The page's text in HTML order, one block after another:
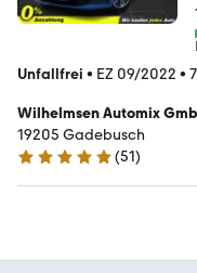
Unfallfrei • EZ 09/2022 •
Wilhelmsen Automix
19205 Gadebusch
5 Sterne
(51)